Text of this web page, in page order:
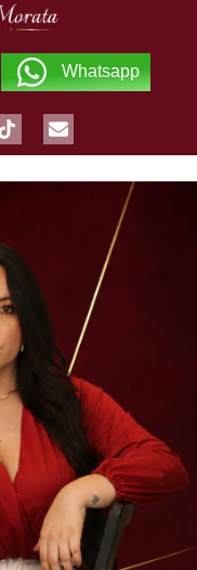
Whatsapp